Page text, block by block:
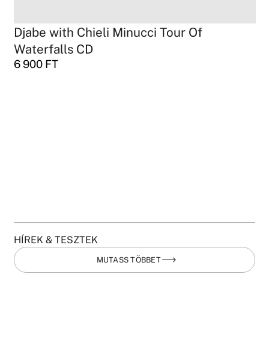
Djabe with Chieli Minucci Tour Of
Waterfalls CD
6 900 FT
HÍREK & TESZTEK
MUTASS TÖBBET